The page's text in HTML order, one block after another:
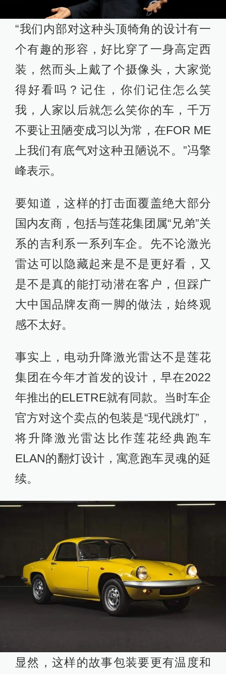
“我们内部对这种头顶犄角的设计有一
个有趣的形容，好比穿了一身高定西
装，然而头上戴了个摄像头，大家觉
得好看吗？记住，你们记住怎么笑
我，人家以后就怎么笑你的车，千万
不要让丑陋变成习以为常，在FOR ME
上我们有底气对这种丑陋说不。”冯擎
峰表示。
要知道，这样的打击面覆盖绝大部分
国内友商，包括与莲花集团属“兄弟”关
系的吉利系一系列车企。先不论激光
雷达可以隐藏起来是不是更好看，又
是不是真的能打动潜在客户，但踩广
大中国品牌友商一脚的做法，始终观
感不太好。
事实上，电动升降激光雷达不是莲花
集团在今年才首发的设计，早在2022
年推出的ELETRE就有同款。当时车企
官方对这个卖点的包装是“现代跳灯”，
将升降激光雷达比作莲花经典跑车
ELAN的翻灯设计，寓意跑车灵魂的延
续。
显然，这样的故事包装要更有温度和